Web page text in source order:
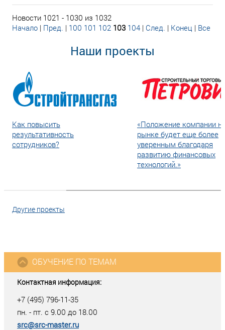
Новости 1021 - 1030 из 1032
Начало | Пред. | 100 101 102 103 104 | След. | Конец | Все
Наши проекты
Как повысить
результативность
сотрудников?
«Положение компании
рынке будет еще более
уверенным благодаря
развитию финансовых
технологий.»
Другие проекты
Контактная информация:
+7 (495) 796-11-35
пн. - пт. с 9.00 до 18.00
src@src-master.ru
ОБУЧЕНИЕ ПО ТЕМАМ